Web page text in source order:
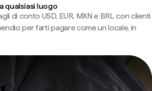
qualsiasi luogo
di conto USD, EUR, MXN e BRL con clienti
per farti pagare come un locale, in